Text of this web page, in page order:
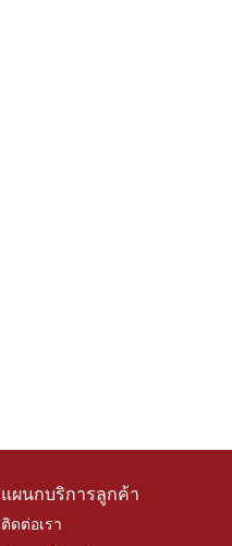
แผนกบริการลูกค้า
ติดต่อเรา